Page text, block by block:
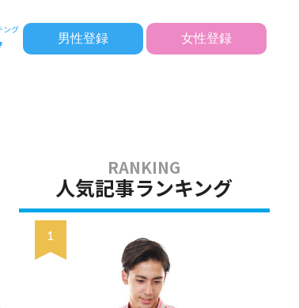
男性登録 女性登録
人気記事ランキング